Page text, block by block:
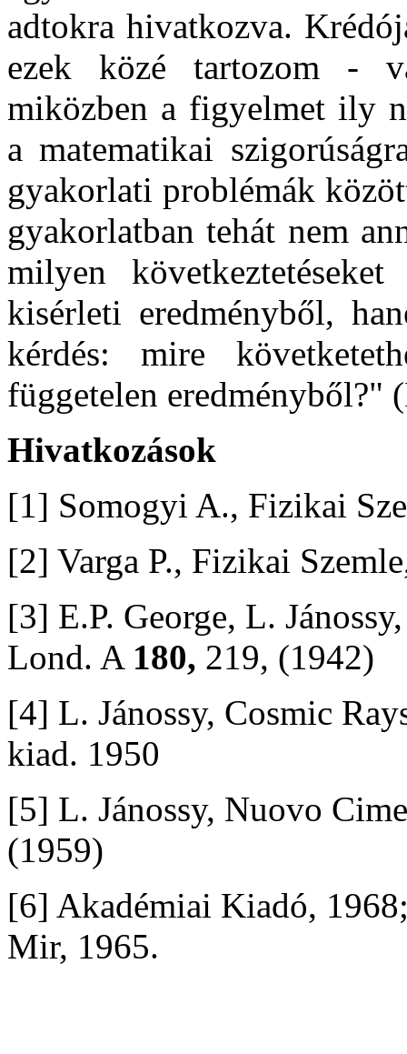
adtokra hivatkozva.
ezek közé tartozom -
miközben a figyelmet ily
a matematikai
gyakorlati problémák
gyakorlatban tehát nem
milyen
kisérleti eredményből,
kérdés: mire
függetelen eredményből?"
Hivatkozások
[1] Somogyi A., Fizikai
[2] Varga P., Fizikai
[3] E.P. George, L.
Lond. A 180, 219, (1942)
[4] L. Jánossy, Cosmic
kiad. 1950
[5] L. Jánossy, Nuovo
(1959)
[6] Akadémiai Kiadó,
Mir, 1965.